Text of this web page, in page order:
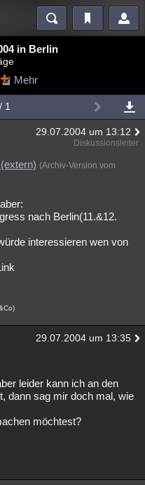
Mystery Kriminalfälle
Ufologie
in Berlin
Mehr
1
29.07.2004 um 13:12
Diskussionsleiter
(Archiv-Version vom
nach Berlin(11.&12.
interessieren wen von
29.07.2004 um 13:35
leider kann ich an den
dann sag mir doch mal, wie
möchtest?